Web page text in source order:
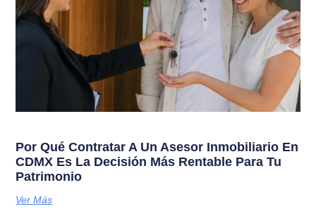
Por Qué Contratar A Un Asesor Inmobiliario En
CDMX Es La Decisión Más Rentable Para Tu
Patrimonio
Ver Más